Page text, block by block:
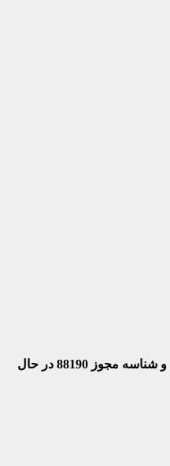
و شناسه مجوز 88190 در حال